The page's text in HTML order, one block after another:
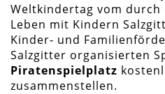
Weltkindertag vom durch
Leben mit Kindern
Kinder- und
Salzgitter organisierten
Piratenspielplatz
zusammenstellen.